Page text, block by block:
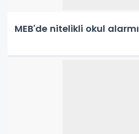
MEB'de nitelikli okul alarmı